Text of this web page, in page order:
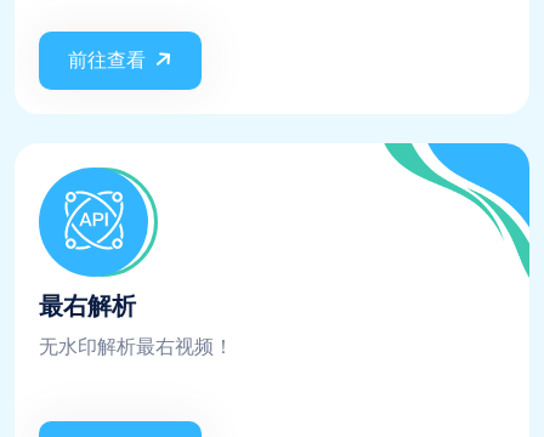
前往查看
最右解析
无水印解析最右视频！